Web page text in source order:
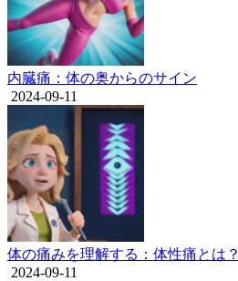
内臓痛：体の奥からのサイン
2024-09-11
体の痛みを理解する：体性痛とは？
2024-09-11